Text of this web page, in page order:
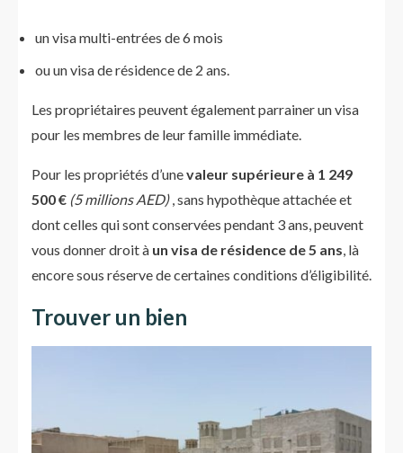
un visa multi-entrées de 6 mois
ou un visa de résidence de 2 ans.
Les propriétaires peuvent également parrainer un visa
pour les membres de leur famille immédiate.
Pour les propriétés d’unevaleur supérieure à 1 249
500 € (5 millions AED), sans hypothèque attachée et
dont celles qui sont conservées pendant 3 ans, peuvent
vous donner droit à un visa de résidence de 5 ans, là
encore sous réserve de certaines conditions d’éligibilité.
Trouver un bien